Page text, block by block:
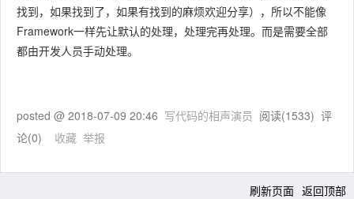
找到，如果找到了，如果有找到的麻烦欢迎分享），所以不能像
Framework一样先让默认的处理，处理完再处理。而是需要全部
都由开发人员手动处理。
posted @ 2018-07-09 20:46 写代码的相声演员 阅读(1533) 评
论(0) 收藏 举报
刷新页面 返回顶部